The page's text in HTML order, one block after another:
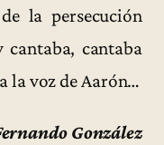
la persecución
cantaba
la voz de Aarón…
González